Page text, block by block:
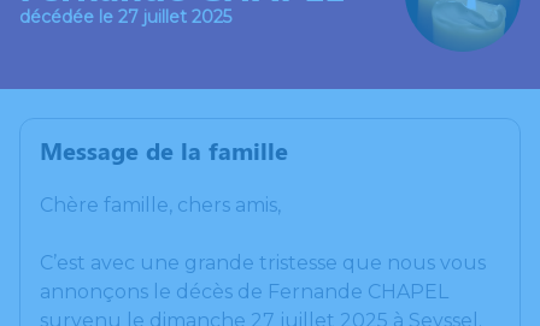
décédée le 27 juillet 2025
Message de la famille
Chère famille, chers amis,
C’est avec une grande tristesse que nous vous
annonçons le décès de Fernande CHAPEL
survenu le dimanche 27 juillet 2025 à Seyssel.